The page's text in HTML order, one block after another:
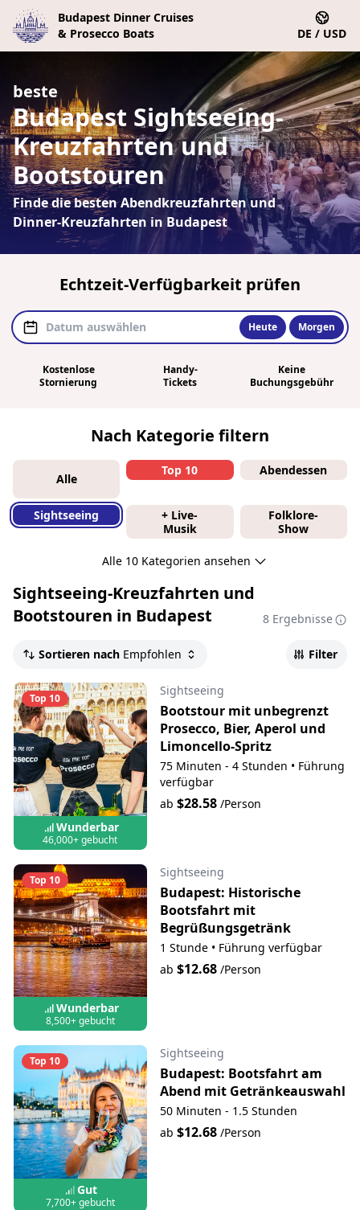
Budapest Dinner Cruises
& Prosecco Boats
DE / USD
beste
Budapest Sightseeing-
Kreuzfahrten und
Bootstouren
Finde die besten Abendkreuzfahrten und
Dinner-Kreuzfahrten in Budapest
Echtzeit-Verfügbarkeit prüfen
Heute Morgen
Kostenlose
Stornierung
Handy-
Tickets
Keine
Buchungsgebühr
Nach Kategorie filtern
Alle
Top 10 Abendessen
Sightseeing
+ Live-
Musik
Folklore-
Show
Alle 10 Kategorien ansehen
Sightseeing-Kreuzfahrten und
Bootstouren in Budapest
8 Ergebnisse
Sortieren nach Empfohlen Filter
Top 10
Wunderbar
46,000+ gebucht
Sightseeing
Bootstour mit unbegrenzt
Prosecco, Bier, Aperol und
Limoncello-Spritz
75 Minuten - 4 Stunden • Führung
verfügbar
ab $28.58/Person
Top 10
Wunderbar
8,500+ gebucht
Sightseeing
Budapest: Historische
Bootsfahrt mit
Begrüßungsgetränk
1 Stunde • Führung verfügbar
ab $12.68/Person
Top 10
Gut
7,700+ gebucht
Sightseeing
Budapest: Bootsfahrt am
Abend mit Getränkeauswahl
50 Minuten - 1.5 Stunden
ab $12.68/Person